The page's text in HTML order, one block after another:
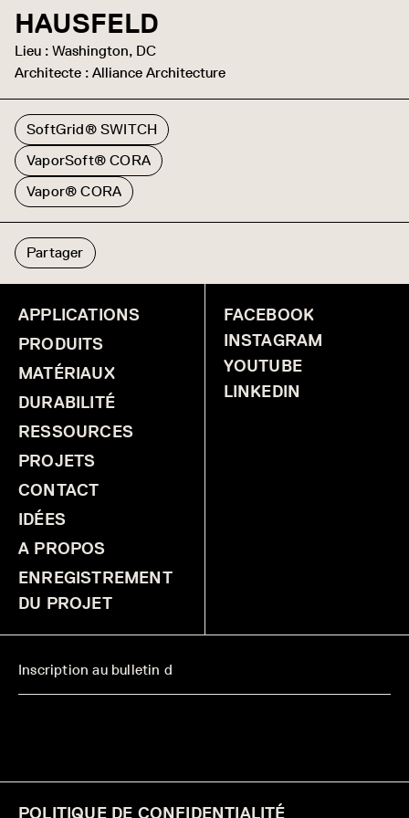
HAUSFELD
Lieu : Washington, DC
Architecte : Alliance Architecture
SoftGrid® SWITCH
VaporSoft® CORA
Vapor® CORA
Partager
APPLICATIONS
PRODUITS
MATÉRIAUX
DURABILITÉ
RESSOURCES
PROJETS
CONTACT
IDÉES
A PROPOS
ENREGISTREMENT
DU PROJET
FACEBOOK
INSTAGRAM
YOUTUBE
LINKEDIN
POLITIQUE DE CONFIDENTIALITÉ